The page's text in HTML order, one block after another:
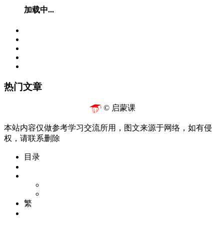
加载中...
热门文章
© 启蒙课
本站内容仅做参考学习交流所用，图文来源于网络，如有侵
权，请联系删除
目录
繁